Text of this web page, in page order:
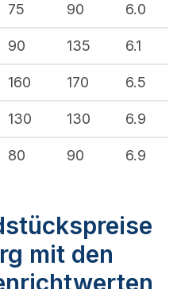
75 90 6.0
90 135 6.1
160 170 6.5
130 130 6.9
80 90 6.9
mit den